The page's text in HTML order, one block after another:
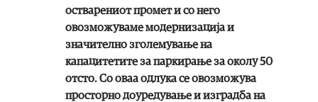
остварениот промет и со него
овозможуваме модернизација и
значително зголемување на
капацитетите за паркирање за околу 50
отсто. Со оваа одлука се овозможува
просторно доуредување и изградба на